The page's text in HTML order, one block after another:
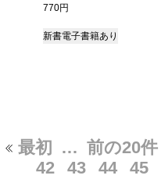
770円
新書電子書籍あり
最初 … 前の20件
42
43 44 45